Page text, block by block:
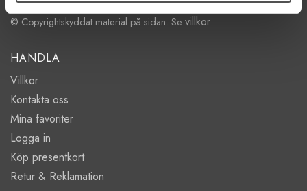
© Copyrightskyddat material på sidan. Se villkor
HANDLA
Villkor
Kontakta oss
Mina favoriter
Logga in
Köp presentkort
Retur & Reklamation